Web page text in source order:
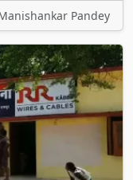
Pandey